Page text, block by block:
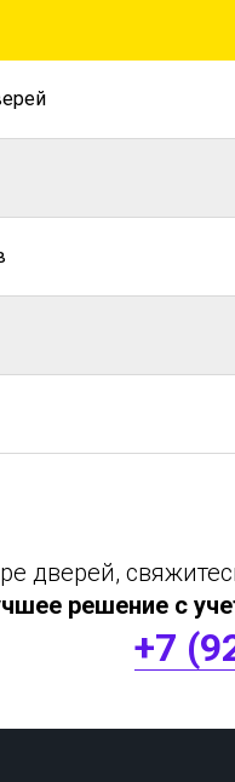
дверей,
решение с
+7